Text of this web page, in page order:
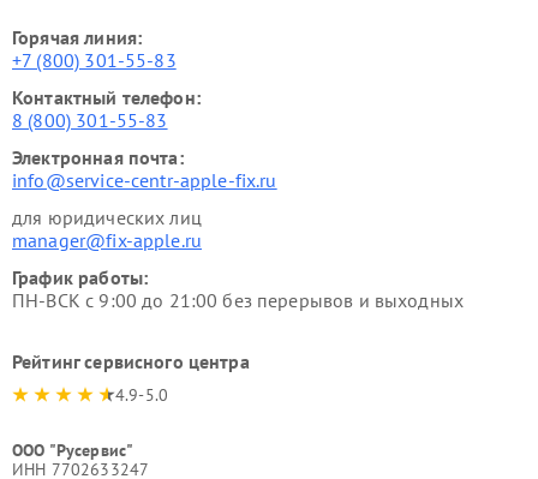
Горячая линия:
+7 (800) 301-55-83
Контактный телефон:
8 (800) 301-55-83
Электронная почта:
info@service-centr-apple-fix.ru
для юридических лиц
manager@fix-apple.ru
График работы:
ПН-ВСК с 9:00 до 21:00 без перерывов и выходных
Рейтинг сервисного центра
4.9-5.0
ООО "Русервис"
ИНН 7702633247